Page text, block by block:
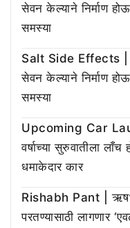
सेवन केल्याने निर्माण
समस्या
Salt Side Effects |
सेवन केल्याने निर्माण
समस्या
Upcoming Car
वर्षाच्या सुरुवातीला
धमाकेदार कार
Rishabh Pant | ऋषभ
परतण्यासाठी लागणार